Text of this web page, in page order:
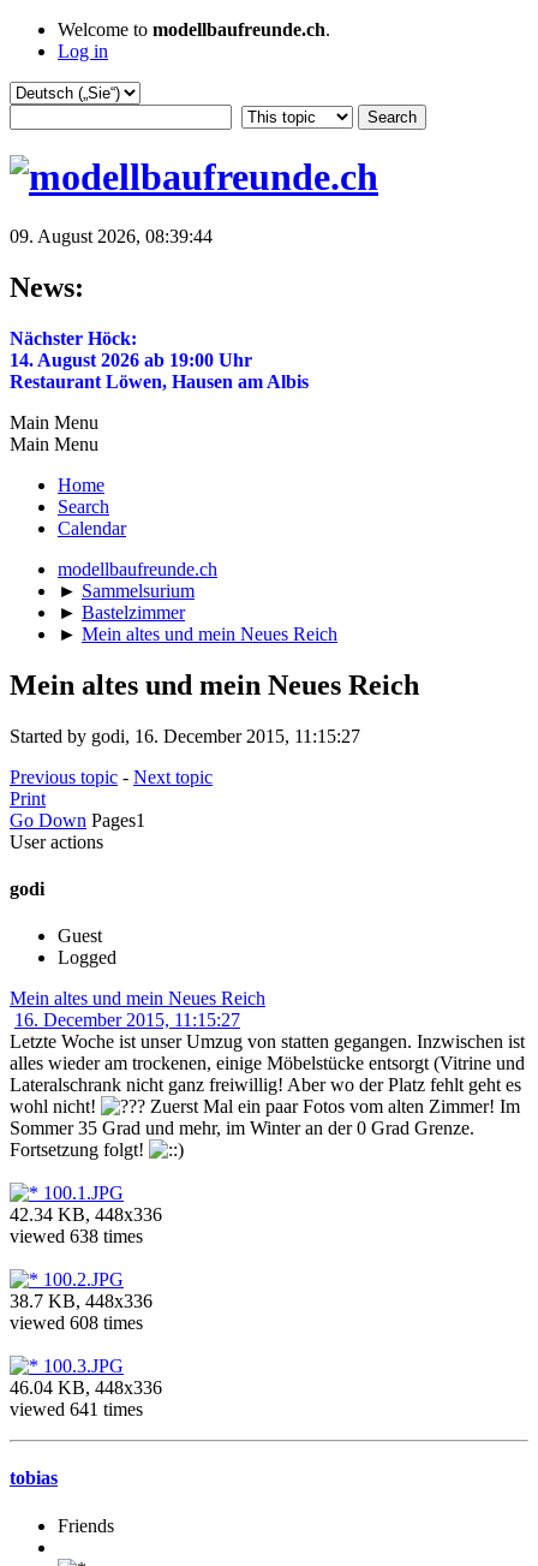
Welcome to modellbaufreunde.ch.
Log in
09. August 2026, 08:39:44
News:
Nächster Höck:
14. August 2026 ab 19:00 Uhr
Restaurant Löwen, Hausen am Albis
Main Menu
Main Menu
Home
Search
Calendar
modellbaufreunde.ch
► Sammelsurium
► Bastelzimmer
► Mein altes und mein Neues Reich
Mein altes und mein Neues Reich
Started by godi, 16. December 2015, 11:15:27
Previous topic - Next topic
Print
Go Down Pages1
User actions
godi
Guest
Logged
Mein altes und mein Neues Reich
16. December 2015, 11:15:27
Letzte Woche ist unser Umzug von statten gegangen. Inzwischen ist
alles wieder am trockenen, einige Möbelstücke entsorgt (Vitrine und
Lateralschrank nicht ganz freiwillig! Aber wo der Platz fehlt geht es
wohl nicht!
Zuerst Mal ein paar Fotos vom alten Zimmer! Im
Sommer 35 Grad und mehr, im Winter an der 0 Grad Grenze.
Fortsetzung folgt!
100.1.JPG
42.34 KB, 448x336
viewed 638 times
100.2.JPG
38.7 KB, 448x336
viewed 608 times
100.3.JPG
46.04 KB, 448x336
viewed 641 times
tobias
Friends